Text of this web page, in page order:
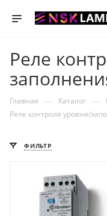
Реле
Главная — Каталог —
Реле контроля уровня/
ФИЛЬТР